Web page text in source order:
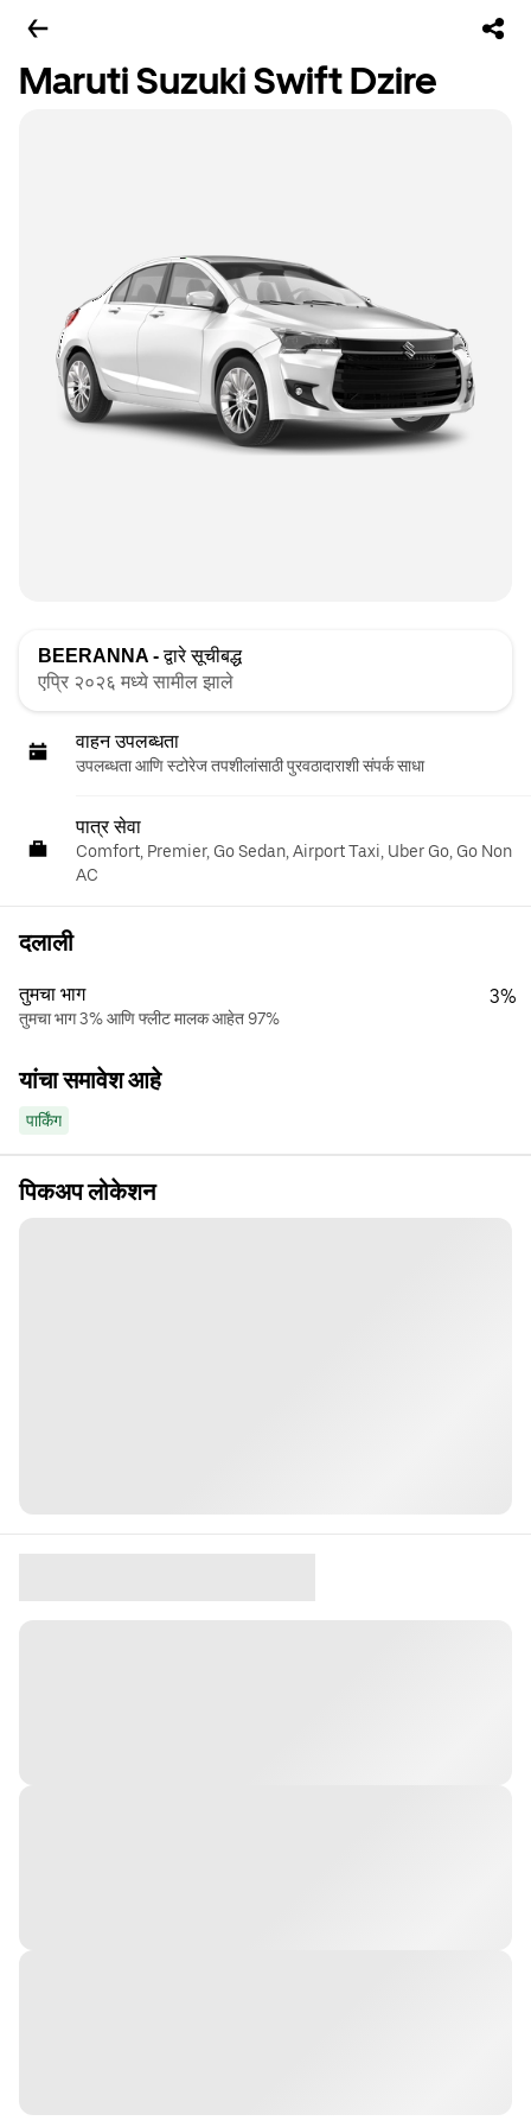
Maruti Suzuki Swift Dzire
BEERANNA -द्वारे सूचीबद्ध
एप्रि २०२६ मध्ये सामील झाले
वाहन उपलब्धता
उपलब्धता आणि स्टोरेज तपशीलांसाठी पुरवठादाराशी संपर्क साधा
पात्र सेवा
Comfort, Premier, Go Sedan, Airport Taxi, Uber Go, Go Non
AC
दलाली
तुमचा भाग
तुमचा भाग 3% आणि फ्लीट मालक आहेत 97%
3%
यांचा समावेश आहे
पार्किंग
पिकअप लोकेशन